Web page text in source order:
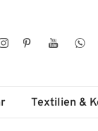
Instagram
Pinterest
YouTube
Textilien &